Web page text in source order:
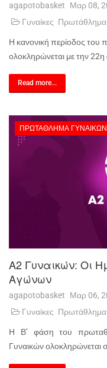
agapotobasket Μαρ 08,
Γυναίκες Πρωτάθλημα
Η κανονική περίοδος του
ολοκληρώνεται με την 22η
Read more...
ΠΡΩΤΆΘΛΗΜΑ ΓΥΝΑΙΚΏΝ
Α2 Γυναικών: Οι
Αγώνων
agapotobasket Μαρ 06,
Γυναίκες Πρωτάθλημα
Η Β’ φάση του
Γυναικών ολοκληρώνεται